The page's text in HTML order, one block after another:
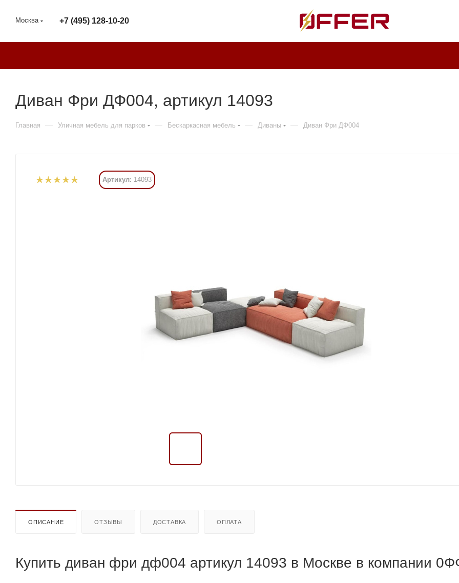
Москва +7 (495) 128-10-20
Диван Фри ДФ004, артикул 14093
Главная — Уличная мебель для парков — Бескаркасная мебель — Диваны — Диван Фри ДФ004
Артикул: 14093
ОПИСАНИЕ ОТЗЫВЫ ДОСТАВКА ОПЛАТА
Купить диван фри дф004 артикул 14093 в Москве в компании